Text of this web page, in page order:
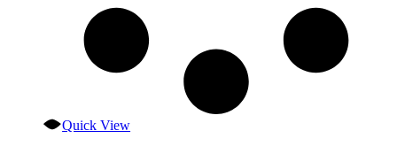
Quick View